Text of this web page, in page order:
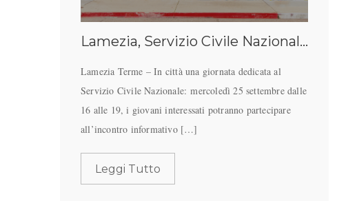
Lamezia, Servizio Civile Nazionale: al via le iscrizioni, il 25 settembre giornata informativa al Teatrop
Lamezia Terme – In città una giornata dedicata al
Servizio Civile Nazionale: mercoledì 25 settembre dalle
16 alle 19, i giovani interessati potranno partecipare
all’incontro informativo […]
Leggi Tutto